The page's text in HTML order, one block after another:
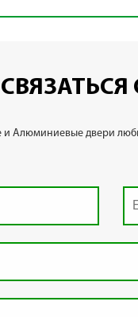
и Алюминиевые двери